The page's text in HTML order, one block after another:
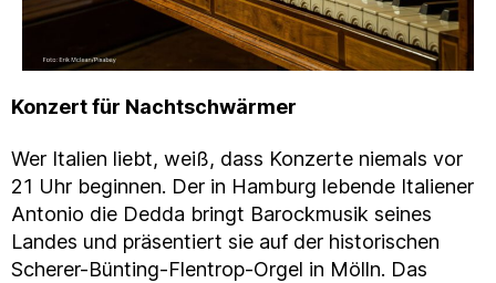
Konzert für Nachtschwärmer
Wer Italien liebt, weiß, dass Konzerte niemals vor
21 Uhr beginnen. Der in Hamburg lebende Italiener
Antonio die Dedda bringt Barockmusik seines
Landes und präsentiert sie auf der historischen
Scherer-Bünting-Flentrop-Orgel in Mölln. Das